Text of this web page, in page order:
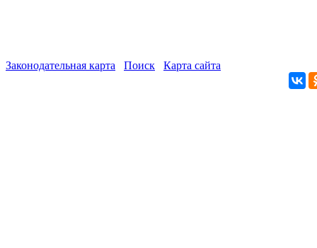
Законодательная карта Поиск Карта сайта